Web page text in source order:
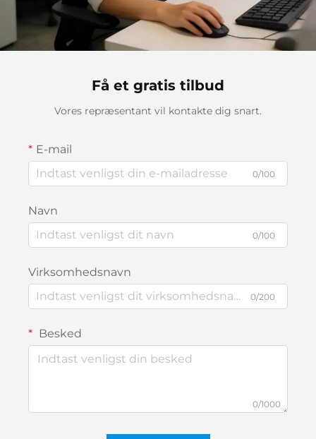
Få et gratis tilbud
Vores repræsentant vil kontakte dig snart.
E-mail
0/100
Navn
0/100
Virksomhedsnavn
0/200
Besked
0/1000